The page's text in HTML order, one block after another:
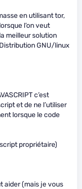
en utilisant tor,
l’on veut
meilleur solution
GNU/linux
c’est
et de ne l’utiliser
lorsque le code
propriétaire)
aider (mais je vous